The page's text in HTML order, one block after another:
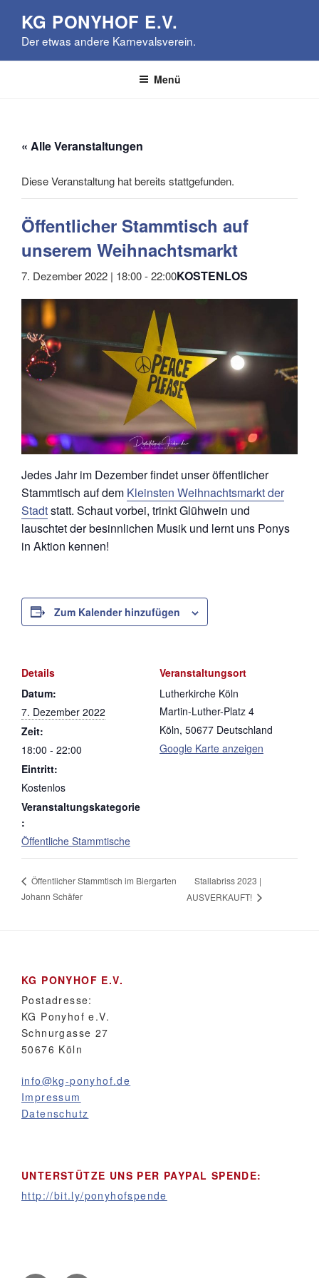
springen
KG PONYHOF E.V.
Der etwas andere Karnevalsverein.
Menü
« Alle Veranstaltungen
Diese Veranstaltung hat bereits stattgefunden.
Öffentlicher Stammtisch auf
unserem Weihnachtsmarkt
7. Dezember 2022 | 18:00-22:00KOSTENLOS
Jedes Jahr im Dezember findet unser öffentlicher
Stammtisch auf dem Kleinsten Weihnachtsmarkt der
Stadtstatt. Schaut vorbei, trinkt Glühwein und
lauschtet der besinnlichen Musik und lernt uns Ponys
in Aktion kennen!
Zum Kalender hinzufügen
Details
Datum:
7. Dezember 2022
Zeit:
18:00 - 22:00
Eintritt:
Kostenlos
Veranstaltungskategorie
:
Öffentliche Stammtische
Veranstaltungsort
Lutherkirche Köln
Martin-Luther-Platz 4
Köln, 50677 Deutschland
Google Karte anzeigen
Öffentlicher Stammtisch im Biergarten
Johann Schäfer
Stallabriss 2023 |
AUSVERKAUFT!
KG PONYHOF E.V.
Postadresse:
KG Ponyhof e.V.
Schnurgasse 27
50676 Köln
info@kg-ponyhof.de
Impressum
Datenschutz
UNTERSTÜTZE UNS PER PAYPAL SPENDE:
http://bit.ly/ponyhofspende